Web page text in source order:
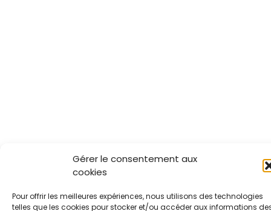
Gérer le consentement aux
cookies
Pour offrir les meilleures expériences, nous utilisons des technologies
telles que les cookies pour stocker et/ou accéder aux informations